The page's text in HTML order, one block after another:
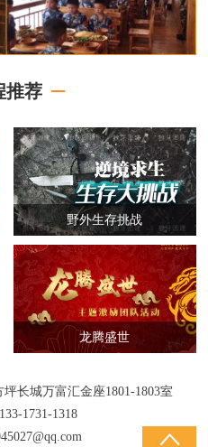
推荐
野外生存挑战
龙腾盛世
长城万富汇金座1801-1803室
1731-1318